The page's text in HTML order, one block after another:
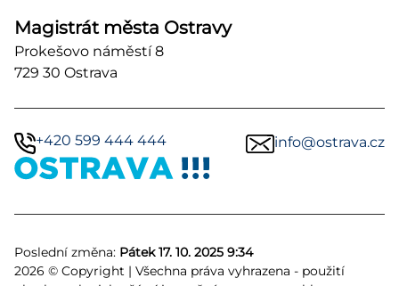
Magistrát města Ostravy
Prokešovo náměstí 8
729 30 Ostrava
+420 599 444 444 info@ostrava.cz
Poslední změna: Pátek 17. 10. 2025 9:34
2026 © Copyright | Všechna práva vyhrazena - použití